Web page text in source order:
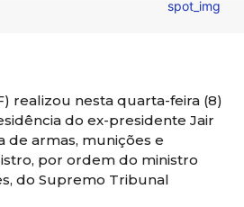
realizou nesta quarta-feira (8)
do ex-presidente Jair
de armas, munições e
por ordem do ministro
do Supremo Tribunal